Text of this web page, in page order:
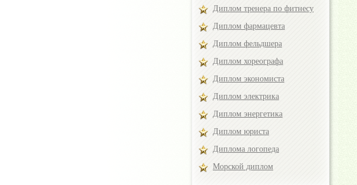
Диплом тренера по фитнесу
Диплом фармацевта
Диплом фельдшера
Диплом хореографа
Диплом экономиста
Диплом электрика
Диплом энергетика
Диплом юриста
Диплома логопеда
Морской диплом